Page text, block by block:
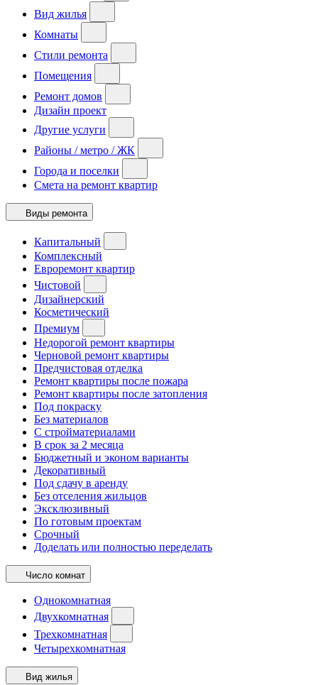
Вид жилья
Комнаты
Стили ремонта
Помещения
Ремонт домов
Дизайн проект
Другие услуги
Районы / метро / ЖК
Города и поселки
Смета на ремонт квартир
Виды ремонта
Капитальный
Комплексный
Евроремонт квартир
Чистовой
Дизайнерский
Косметический
Премиум
Недорогой ремонт квартиры
Черновой ремонт квартиры
Предчистовая отделка
Ремонт квартиры после пожара
Ремонт квартиры после затопления
Под покраску
Без материалов
С стройматериалами
В срок за 2 месяца
Бюджетный и эконом варианты
Декоративный
Под сдачу в аренду
Без отселения жильцов
Эксклюзивный
По готовым проектам
Срочный
Доделать или полностью переделать
Число комнат
Однокомнатная
Двухкомнатная
Трехкомнатная
Четырехкомнатная
Вид жилья